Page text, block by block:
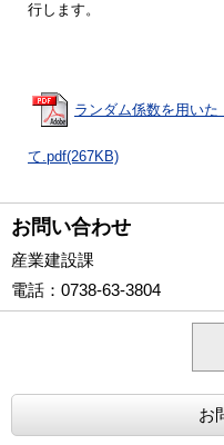
行します。
ランダム係数を用い
て.pdf(267KB)
お問い合わせ
産業建設課
電話 ：0738-63-3804
お